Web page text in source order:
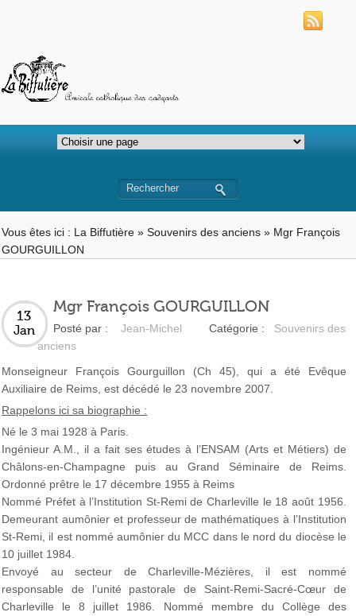
Vous êtes ici : La Biffutière »Souvenirs des anciens » Mgr François
GOURGUILLON
Mgr François GOURGUILLON
13
Jan Posté par : Jean-Michel Catégorie :
Souvenirs des
anciens
Monseigneur François Gourguillon (Ch 45), qui a été Evêque
Auxiliaire de Reims, est décédé le 23 novembre 2007.
Rappelons ici sa biographie :
Né le 3 mai 1928 à Paris.
Ingénieur A.M., il a fait ses études à l’ENSAM (Arts et Métiers) de
Châlons-en-Champagne puis au Grand Séminaire de Reims.
Ordonné prêtre le 17 décembre 1955 à Reims
Nommé Préfet à l’Institution St-Remi de Charleville le 18 août 1956.
Demeurant aumônier et professeur de mathématiques à l’Institution
St-Remi, il est nommé aumônier du MCC dans le nord du diocèse le
10 juillet 1984.
Envoyé au secteur de Charleville-Mézières, il est nommé
responsable de l’unité pastorale de Saint-Remi-Sacré-Cœur de
Charleville le 8 juillet 1986. Nommé membre du Collège des